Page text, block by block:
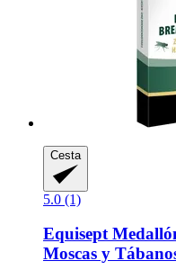
Cesta
5.0 (1)
Equisept
Moscas y